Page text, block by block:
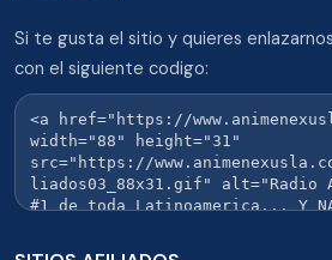
Si te gusta el sitio y quieres
con el siguiente codigo: